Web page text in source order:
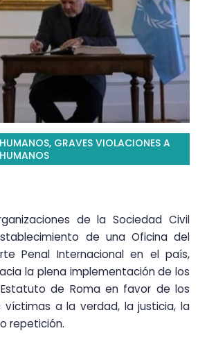
, GRAVES VIOLACIONES A
de la Sociedad Civil
de una Oficina del
Penal Internacional en el país,
la plena implementación de los
de Roma en favor de los
víctimas a la verdad, la justicia, la
repetición.